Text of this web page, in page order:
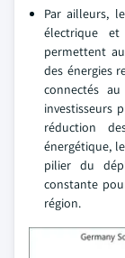
Par ailleurs,
électrique et
permettent
des énergies
connectés
investisseurs
réduction
énergétique,
pilier du
constante
région.